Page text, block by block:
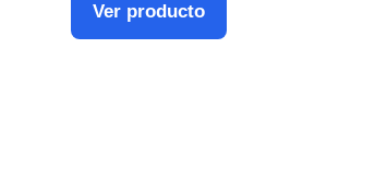
Ver producto